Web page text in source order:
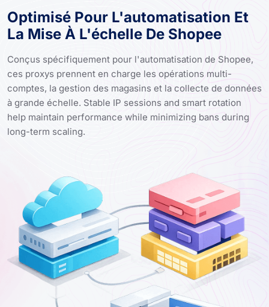
Optimisé Pour L'automatisation Et
La Mise À L'échelle De Shopee
Conçus spécifiquement pour l'automatisation de Shopee,
ces proxys prennent en charge les opérations multi-
comptes, la gestion des magasins et la collecte de données
à grande échelle. Stable IP sessions and smart rotation
help maintain performance while minimizing bans during
long-term scaling.